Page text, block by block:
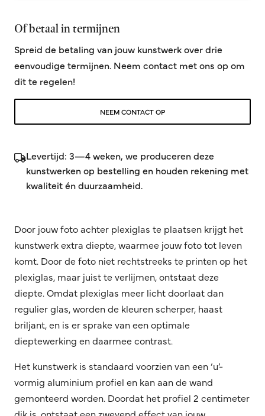
Of betaal in termijnen
Spreid de betaling van jouw kunstwerk over drie
eenvoudige termijnen. Neem contact met ons op om
dit te regelen!
NEEM CONTACT OP
Levertijd: 3—4 weken, we produceren deze
kunstwerken op bestelling en houden rekening met
kwaliteit én duurzaamheid.
Door jouw foto achter plexiglas te plaatsen krijgt het
kunstwerk extra diepte, waarmee jouw foto tot leven
komt. Door de foto niet rechtstreeks te printen op het
plexiglas, maar juist te verlijmen, ontstaat deze
diepte. Omdat plexiglas meer licht doorlaat dan
regulier glas, worden de kleuren scherper, haast
briljant, en is er sprake van een optimale
dieptewerking en daarmee contrast.
Het kunstwerk is standaard voorzien van een ‘u’-
vormig aluminium profiel en kan aan de wand
gemonteerd worden. Doordat het profiel 2 centimeter